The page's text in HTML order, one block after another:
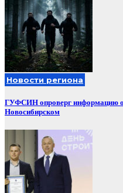
Новости региона
ГУФСИН опроверг информацию о
Новосибирском